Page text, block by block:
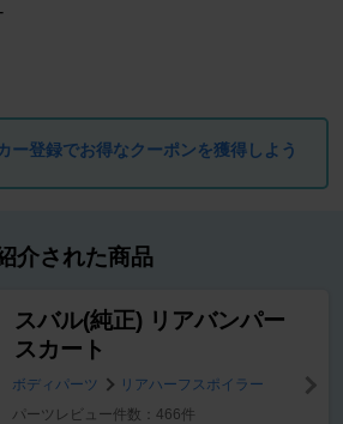
ー登録でお得なクーポンを獲得しよう
介された商品
スバル(純正) リアバンパー
スカート
ボディパーツ
リアハーフスポイラー
パーツレビュー件数：466件